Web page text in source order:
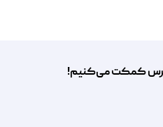
بپرس کمکت می‌کنیم!